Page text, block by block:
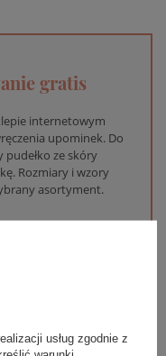
gratis
internetowym
upominek. Do
pudełko ze skóry
Rozmiary i wzory
asortyment.
usług zgodnie z